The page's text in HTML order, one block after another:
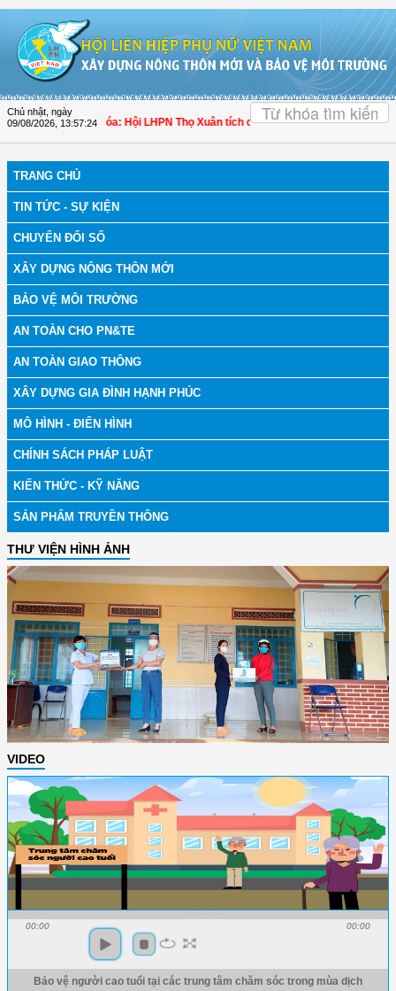
Chủ nhật, ngày
09/08/2026 13:57:25
bệnh | Thanh Hóa: Hội LHPN Thọ Xuân tích cực góp phần nâng cao tỷ lệ
TRANG CHỦ
TIN TỨC - SỰ KIỆN
CHUYỂN ĐỔI SỐ
XÂY DỰNG NÔNG THÔN MỚI
BẢO VỆ MÔI TRƯỜNG
AN TOÀN CHO PN&TE
AN TOÀN GIAO THÔNG
XÂY DỰNG GIA ĐÌNH HẠNH PHÚC
MÔ HÌNH - ĐIỂN HÌNH
CHÍNH SÁCH PHÁP LUẬT
KIẾN THỨC - KỸ NĂNG
SẢN PHẨM TRUYỀN THÔNG
THƯ VIỆN HÌNH ẢNH
VIDEO
00:00 00:00
Bảo vệ người cao tuổi tại các trung tâm chăm sóc trong mùa dịch
OK